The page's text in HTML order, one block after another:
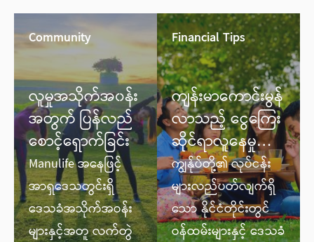
Community
လူမှုအသိုက်အ၀န်း
အတွက် ပြန်လည်
စောင့်ရှောက်ခြင်း
Manulife အနေဖြင့်
အာရှဒေသတွင်းရှိ
ဒေသခံအသိုက်အဝန်း
များနှင့်အတူ လက်တွဲ
Financial Tips
ကျန်းမာကောင်းမွန်
လာသည့် ငွေကြေး
ဆိုင်ရာလူနေမှုဘဝ
များ
ကျွန်ုပ်တို့၏ လုပ်ငန်း
များလည်ပတ်လျက်ရှိ
သော နိုင်ငံတိုင်းတွင်
ဝန်ထမ်းများနှင့် ဒေသခံ